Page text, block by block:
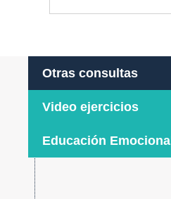
Otras consultas
Video ejercicios
Educación Emocional